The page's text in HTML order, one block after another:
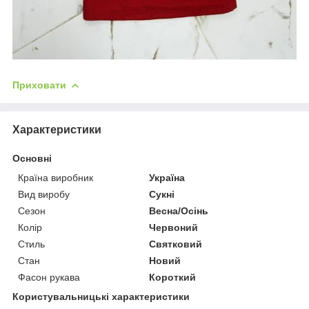
Приховати
Характеристики
Основні
Країна виробник
Україна
Вид виробу
Сукні
Сезон
Весна/Осінь
Колір
Червоний
Стиль
Святковий
Стан
Новий
Фасон рукава
Короткий
Користувальницькі характеристики